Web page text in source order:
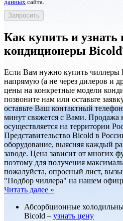
данных сайта.
Как купить и узнать
кондиционеры
Если Вам нужно купить чиллеры
напрямую (а не через дилеров и
цены на конкретные модели
позвоните нам или оставьте
оставьте Ваш контактный
минут свяжется с Вами. Продажа
осуществляется на территории
Представительство Bicold в
оборудование, выясняя каждый
заводе. Цена зависит от многих
поэтому для получения
пожалуйста, опросный лист,
"Подбор чиллера" на нашем
Читать далее »
Абсорбционные
Bicold –узнать цену